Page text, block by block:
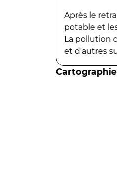
Après le
potable et
La pollution
et d'autres